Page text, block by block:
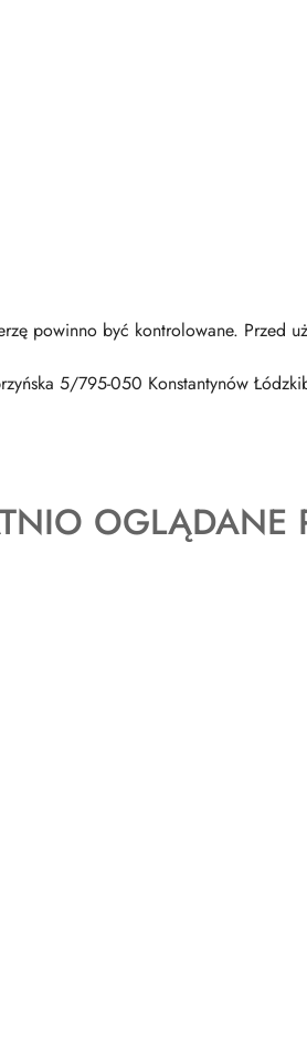
powinno być kontrolowane. Przed
5/795-050 Konstantynów
OGLĄDANE